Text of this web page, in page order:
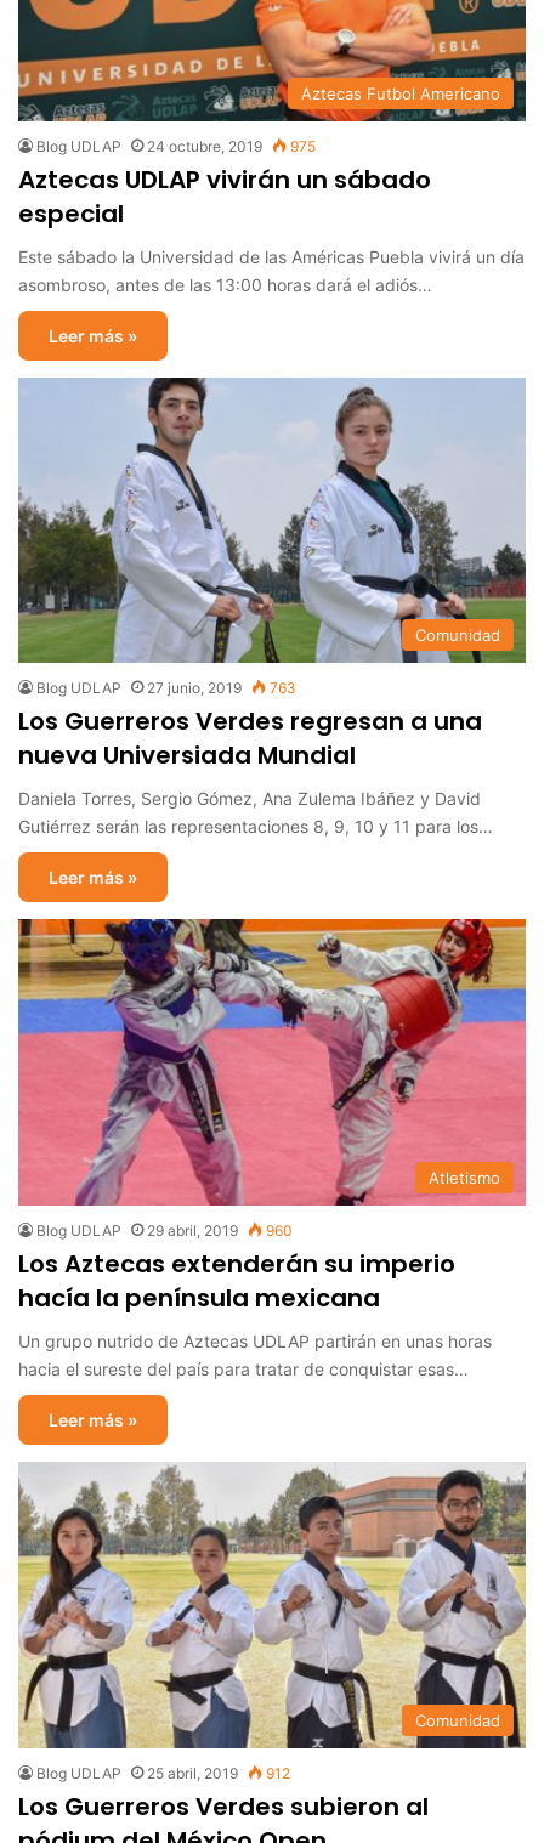
Aztecas Futbol Americano
Blog UDLAP 24 octubre, 2019 975
Aztecas UDLAP vivirán un sábado
especial
Este sábado la Universidad de las Américas Puebla vivirá un día
asombroso, antes de las 13:00 horas dará el adiós…
Leer más »
Comunidad
Blog UDLAP 27 junio, 2019 763
Los Guerreros Verdes regresan a una
nueva Universiada Mundial
Daniela Torres, Sergio Gómez, Ana Zulema Ibáñez y David
Gutiérrez serán las representaciones 8, 9, 10 y 11 para los…
Leer más »
Atletismo
Blog UDLAP 29 abril, 2019 960
Los Aztecas extenderán su imperio
hacía la península mexicana
Un grupo nutrido de Aztecas UDLAP partirán en unas horas
hacia el sureste del país para tratar de conquistar esas…
Leer más »
Comunidad
Blog UDLAP 25 abril, 2019 912
Los Guerreros Verdes subieron al